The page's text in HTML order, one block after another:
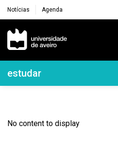
Notícias Agenda
Navegação Principal
Navegação Lateral
estudar
No content to display